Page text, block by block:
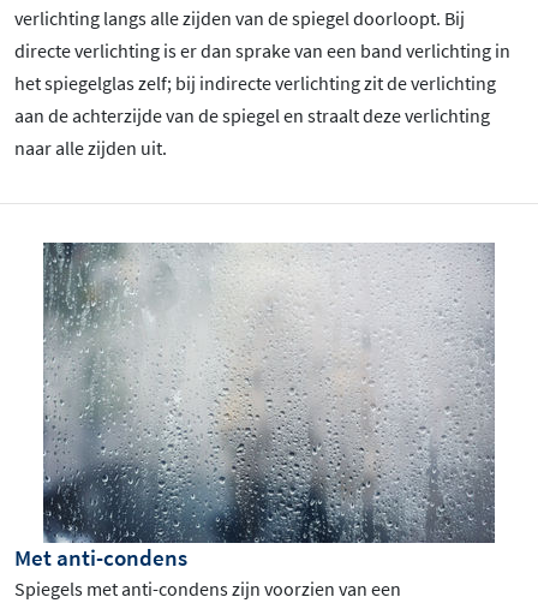
verlichting langs alle zijden van de spiegel doorloopt. Bij
directe verlichting is er dan sprake van een band verlichting in
het spiegelglas zelf; bij indirecte verlichting zit de verlichting
aan de achterzijde van de spiegel en straalt deze verlichting
naar alle zijden uit.
Met anti-condens
Spiegels met anti-condens zijn voorzien van een